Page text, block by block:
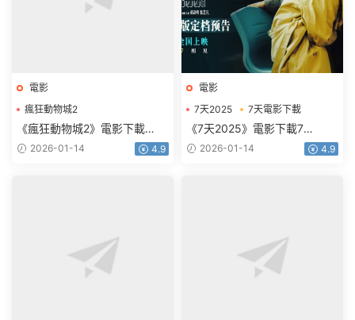
電影
瘋狂動物城2
瘋狂動物城2電影下載
《瘋狂動物城2》電影下載
1080p.HD中英雙語
2026-01-14 4.9
電影
7天2025
7天電影下載
《7天2025》電影下載7
天.2160p.HD國語中字
2026-01-14 4.9